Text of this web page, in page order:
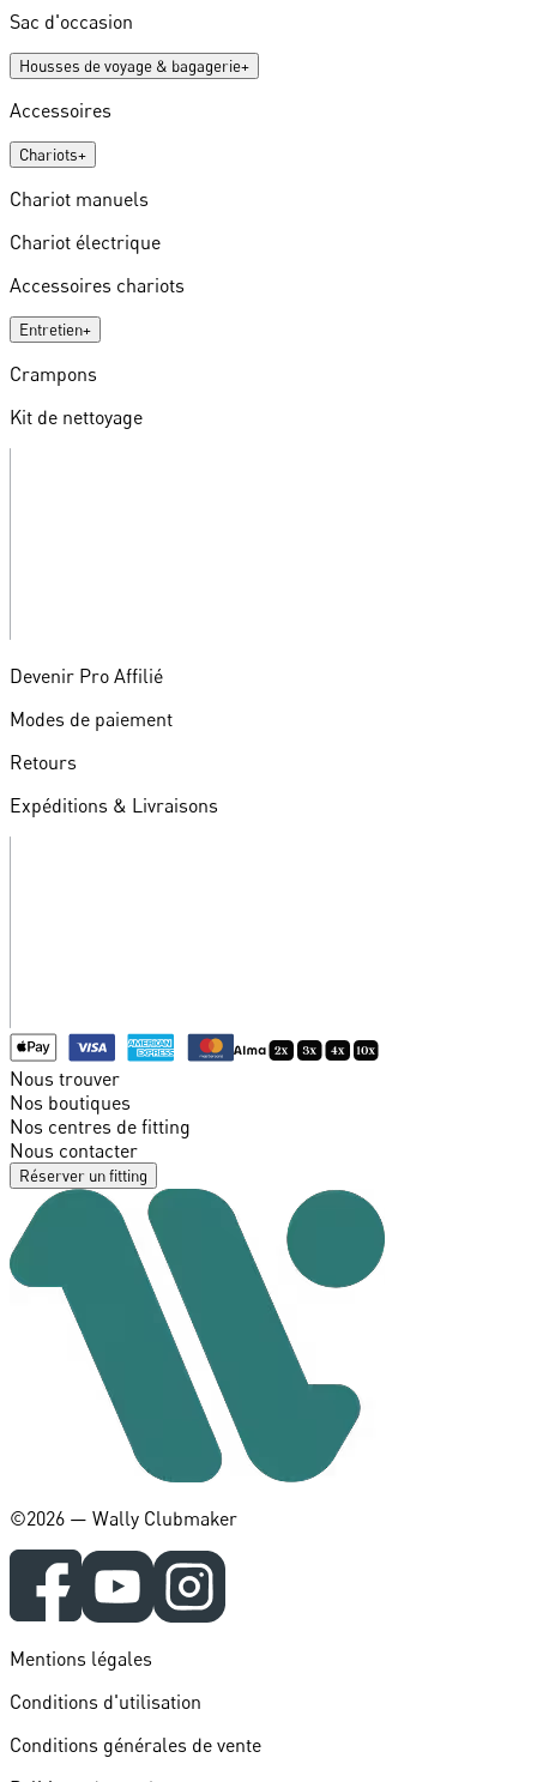
Sac d'occasion
Housses de voyage & bagagerie+
Accessoires
Chariots+
Chariot manuels
Chariot électrique
Accessoires chariots
Entretien+
Crampons
Kit de nettoyage
Devenir Pro Affilié
Modes de paiement
Retours
Expéditions & Livraisons
Nous trouver
Nos boutiques
Nos centres de fitting
Nous contacter
Réserver un fitting
©️2026 — Wally Clubmaker
Mentions légales
Conditions d'utilisation
Conditions générales de vente